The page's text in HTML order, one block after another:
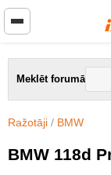
Meklēt forumā
Ražotāji / BMW
BMW 118d